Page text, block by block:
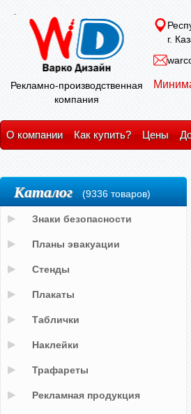
Рекламно-производственная
компания
г.
О компании Как купить? Цены
Каталог (9336 товаров)
Знаки безопасности
Планы эвакуации
Стенды
Плакаты
Таблички
Наклейки
Трафареты
Рекламная продукция